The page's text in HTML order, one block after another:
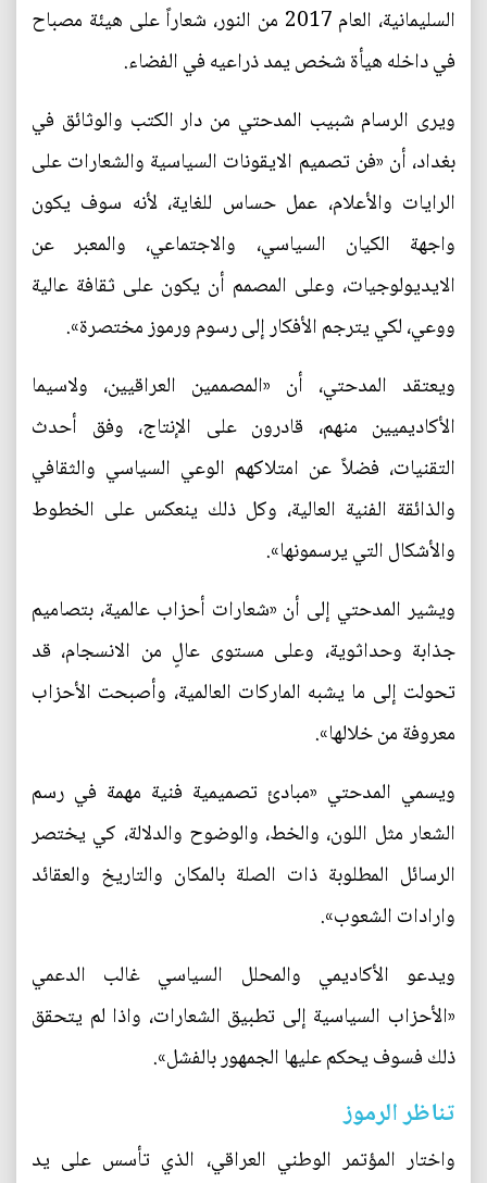
السليمانية، العام 2017 من النور، شعاراً على هيئة مصباح
في داخله هيأة شخص يمد ذراعيه في الفضاء.
ويرى الرسام شبيب المدحتي من دار الكتب والوثائق في
بغداد، أن «فن تصميم الايقونات السياسية والشعارات على
الرايات والأعلام، عمل حساس للغاية، لأنه سوف يكون
واجهة الكيان السياسي، والاجتماعي، والمعبر عن
الايديولوجيات، وعلى المصمم أن يكون على ثقافة عالية
ووعي، لكي يترجم الأفكار إلى رسوم ورموز مختصرة».
ويعتقد المدحتي، أن «المصممين العراقيين، ولاسيما
الأكاديميين منهم، قادرون على الإنتاج، وفق أحدث
التقنيات، فضلاً عن امتلاكهم الوعي السياسي والثقافي
والذائقة الفنية العالية، وكل ذلك ينعكس على الخطوط
والأشكال التي يرسمونها».
ويشير المدحتي إلى أن «شعارات أحزاب عالمية، بتصاميم
جذابة وحداثوية، وعلى مستوى عالٍ من الانسجام، قد
تحولت إلى ما يشبه الماركات العالمية، وأصبحت الأحزاب
معروفة من خلالها».
ويسمي المدحتي «مبادئ تصميمية فنية مهمة في رسم
الشعار مثل اللون، والخط، والوضوح والدلالة، كي يختصر
الرسائل المطلوبة ذات الصلة بالمكان والتاريخ والعقائد
وارادات الشعوب».
ويدعو الأكاديمي والمحلل السياسي غالب الدعمي
«الأحزاب السياسية إلى تطبيق الشعارات، واذا لم يتحقق
ذلك فسوف يحكم عليها الجمهور بالفشل».
تناظر الرموز
واختار المؤتمر الوطني العراقي، الذي تأسس على يد